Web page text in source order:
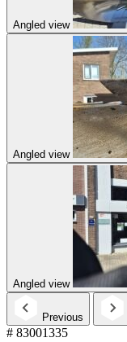
Angled view
Angled view
Angled view
Previous
# 83001335